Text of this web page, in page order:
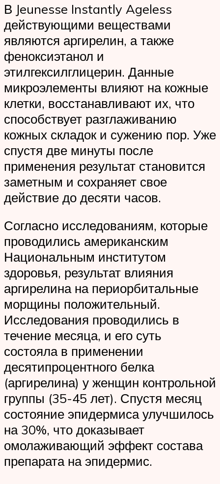
В Jeunesse Instantly Ageless
действующими веществами
являются аргирелин, а также
феноксиэтанол и
этилгексилглицерин. Данные
микроэлементы влияют на кожные
клетки, восстанавливают их, что
способствует разглаживанию
кожных складок и сужению пор. Уже
спустя две минуты после
применения результат становится
заметным и сохраняет свое
действие до десяти часов.
Согласно исследованиям, которые
проводились американским
Национальным институтом
здоровья, результат влияния
аргирелина на периорбитальные
морщины положительный.
Исследования проводились в
течение месяца, и его суть
состояла в применении
десятипроцентного белка
(аргирелина) у женщин контрольной
группы (35-45 лет). Спустя месяц
состояние эпидермиса улучшилось
на 30%, что доказывает
омолаживающий эффект состава
препарата на эпидермис.